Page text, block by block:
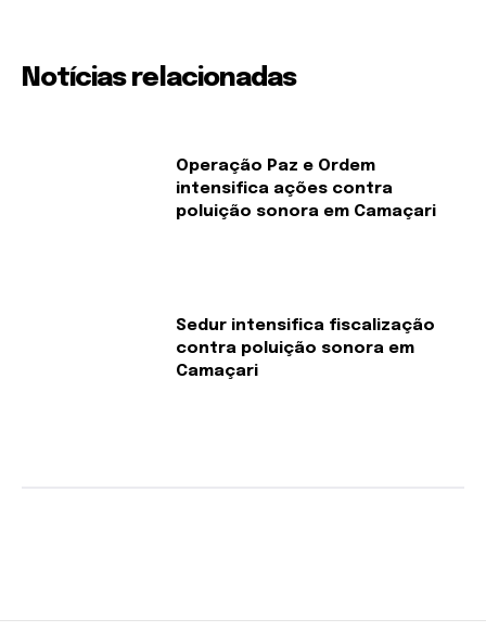
Notícias relacionadas
Operação Paz e Ordem
intensifica ações contra
poluição sonora em Camaçari
Sedur intensifica fiscalização
contra poluição sonora em
Camaçari